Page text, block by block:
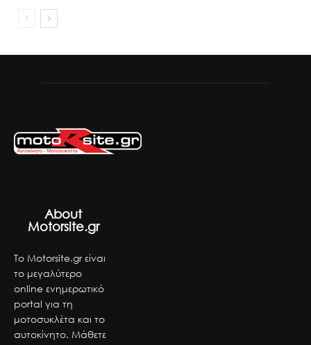
About
Motorsite.gr
Το Motorsite.gr είναι
το μεγαλύτερο
online ενημερωτικό
portal για τη
μοτοσυκλέτα και το
αυτοκίνητο. Μάθετε